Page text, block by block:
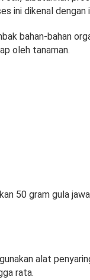
ini dikenal
bahan-bahan
oleh tanaman.
50 gram gula
alat
rata.